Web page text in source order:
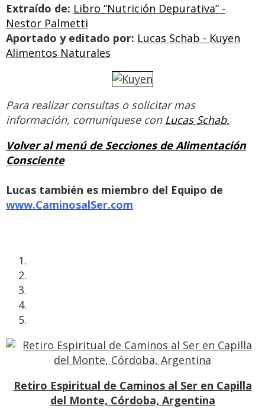
Extraído de: Libro “Nutrición Depurativa” -
Nestor Palmetti
Aportado y editado por: Lucas Schab - Kuyen
Alimentos Naturales
Para realizar consultas o solicitar mas
información, comuníquese con Lucas Schab.
Volver al menú de Secciones de Alimentación
Consciente
Lucas también es miembro del Equipo de
www.CaminosalSer.com
Retiro Espiritual de Caminos al Ser en Capilla
del Monte, Córdoba, Argentina